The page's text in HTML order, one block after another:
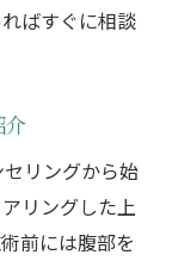
ばすぐに相談
介
リングから始
リングした上
前には腹部を